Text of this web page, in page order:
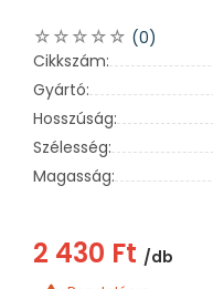
(0)
Cikkszám:
Gyártó:
Hosszúság:
Szélesség:
Magasság:
2 430 Ft /db